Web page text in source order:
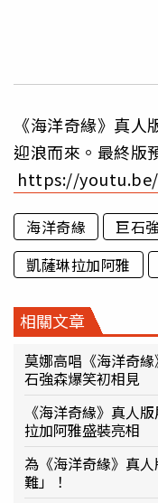
《海洋奇緣》真
迎浪而來。最終版
https://youtu.be/
海洋奇緣 巨石
凱薩琳拉加阿雅
相關文章
莫娜高唱《海洋奇
石強森爆笑初相見
《海洋奇緣》真人
拉加阿雅盛裝亮相
為《海洋奇緣》真
難」！